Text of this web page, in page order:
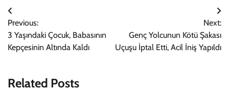
Yazı
gezinmesi
Previous:
3 Yaşındaki Çocuk, Babasının
Kepçesinin Altında Kaldı
Next:
Genç Yolcunun Kötü Şakası
Uçuşu İptal Etti, Acil İniş Yapıldı
Related Posts